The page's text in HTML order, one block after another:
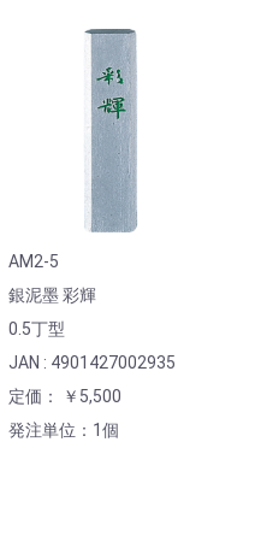
AM2-5
銀泥墨 彩輝
0.5丁型
JAN : 4901427002935
定価： ￥5,500
発注単位：1個